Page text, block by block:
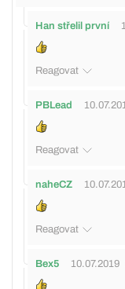
Han střelil první
Reagovat
PBLead
Reagovat
naheCZ
Reagovat
Bex5 10.07.2019